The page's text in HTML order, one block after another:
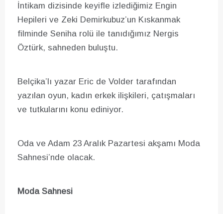
İntikam dizisinde keyifle izlediğimiz Engin
Hepileri ve Zeki Demirkubuz’un Kıskanmak
filminde Seniha rolü ile tanıdığımız Nergis
Öztürk, sahneden buluştu.
Belçika’lı yazar Eric de Volder tarafından
yazılan oyun, kadın erkek ilişkileri, çatışmaları
ve tutkularını konu ediniyor.
Oda ve Adam 23 Aralık Pazartesi akşamı Moda
Sahnesi’nde olacak.
Moda Sahnesi